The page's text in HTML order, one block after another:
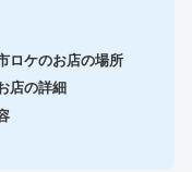
ロケのお店の場所
店の詳細